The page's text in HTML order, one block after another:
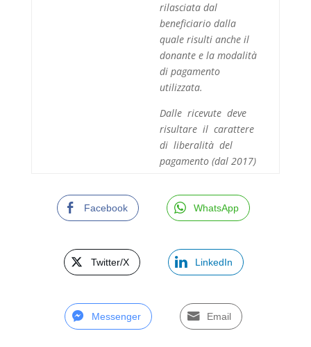
rilasciata dal
beneficiario dalla
quale risulti anche il
donante e la modalità
di pagamento
utilizzata.
Dalle ricevute deve
risultare il carattere
di liberalità del
pagamento (dal 2017)
Facebook WhatsApp
Twitter/X LinkedIn
Messenger Email